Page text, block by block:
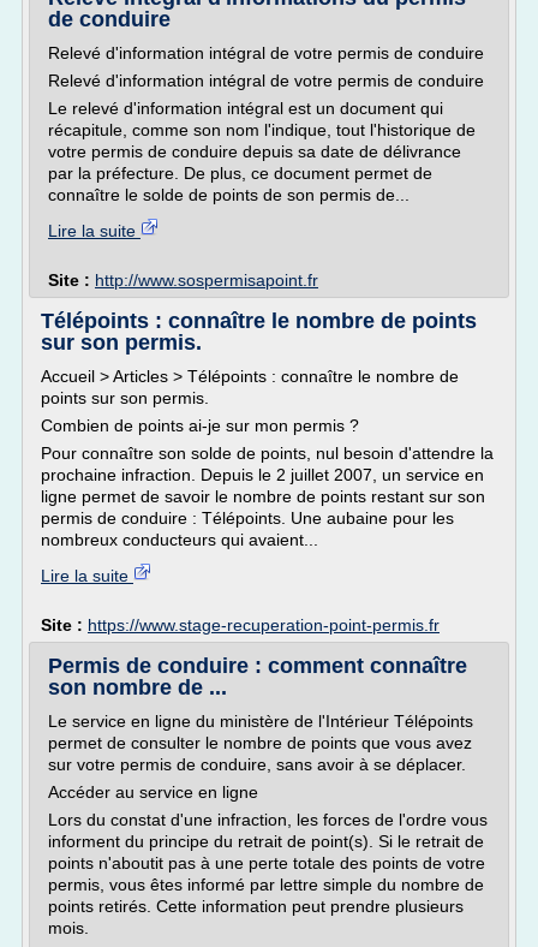
de conduire
Relevé d'information intégral de votre permis de conduire
Relevé d'information intégral de votre permis de conduire
Le relevé d'information intégral est un document qui
récapitule, comme son nom l'indique, tout l'historique de
votre permis de conduire depuis sa date de délivrance
par la préfecture. De plus, ce document permet de
connaître le solde de points de son permis de...
Lire la suite
Site : http://www.sospermisapoint.fr
Télépoints : connaître le nombre de points
sur son permis.
Accueil > Articles > Télépoints : connaître le nombre de
points sur son permis.
Combien de points ai-je sur mon permis ?
Pour connaître son solde de points, nul besoin d'attendre la
prochaine infraction. Depuis le 2 juillet 2007, un service en
ligne permet de savoir le nombre de points restant sur son
permis de conduire : Télépoints. Une aubaine pour les
nombreux conducteurs qui avaient...
Lire la suite
Site : https://www.stage-recuperation-point-permis.fr
Permis de conduire : comment connaître
son nombre de ...
Le service en ligne du ministère de l'Intérieur Télépoints
permet de consulter le nombre de points que vous avez
sur votre permis de conduire, sans avoir à se déplacer.
Accéder au service en ligne
Lors du constat d'une infraction, les forces de l'ordre vous
informent du principe du retrait de point(s). Si le retrait de
points n'aboutit pas à une perte totale des points de votre
permis, vous êtes informé par lettre simple du nombre de
points retirés. Cette information peut prendre plusieurs
mois.